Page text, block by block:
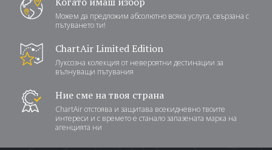
Можем да предложим абсолютно всяка услуга, свързана с
пътуването ти!
ChartAir Limited Edition
Луксозна колекция от невероятни дестинации за
вълнуващи пътувания
Ние сме на твоя страна
ChartAir отстоява и защитава всекидневно твоите
интереси и с времето е станало запазената марка на
агенцията ни